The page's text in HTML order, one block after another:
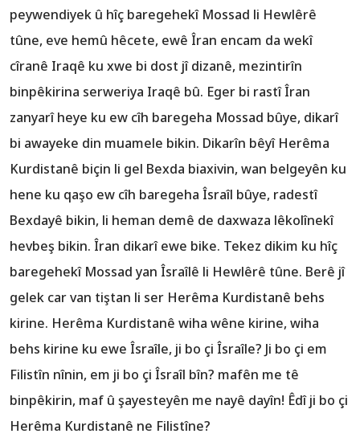
peywendiyek û hîç baregehekî Mossad li Hewlêrê
tûne, eve hemû hêcete, ewê Îran encam da wekî
cîranê Iraqê ku xwe bi dost jî dizanê, mezintirîn
binpêkirina serweriya Iraqê bû. Eger bi rastî Îran
zanyarî heye ku ew cîh baregeha Mossad bûye, dikarî
bi awayeke din muamele bikin. Dikarîn bêyî Herêma
Kurdistanê biçin li gel Bexda biaxivin, wan belgeyên ku
hene ku qaşo ew cîh baregeha Îsraîl bûye, radestî
Bexdayê bikin, li heman demê de daxwaza lêkolînekî
hevbeş bikin. Îran dikarî ewe bike. Tekez dikim ku hîç
baregehekî Mossad yan Îsraîlê li Hewlêrê tûne. Berê jî
gelek car van tiştan li ser Herêma Kurdistanê behs
kirine. Herêma Kurdistanê wiha wêne kirine, wiha
behs kirine ku ewe Îsraîle, ji bo çi Îsraîle? Ji bo çi em
Filistîn nînin, em ji bo çi Îsraîl bîn? mafên me tê
binpêkirin, maf û şayesteyên me nayê dayîn! Êdî ji bo çi
Herêma Kurdistanê ne Filistîne?